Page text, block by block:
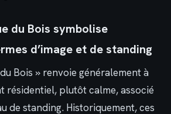
du Bois symbolise
d’image et de standing
Bois » renvoie généralement à
résidentiel, plutôt calme, associé
de standing. Historiquement, ces